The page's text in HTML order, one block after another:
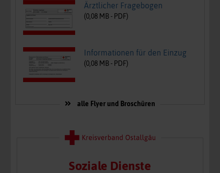
Ärztlicher Fragebogen
(0,08 MB - PDF)
Informationen für den Einzug
(0,08 MB - PDF)
alle Flyer und Broschüren
Soziale Dienste